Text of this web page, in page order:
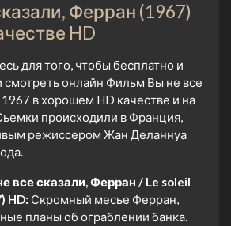
Ферран (1967)
HD
для того, чтобы бесплатно и
смотреть онлайн Фильм Вы не все
в хорошем HD качестве и на
происходили в Франция,
режиссером Жан Деланнуа
все сказали, Ферран / Le soleil
HD: Скромный месье Ферран,
планы об ограблении банка.